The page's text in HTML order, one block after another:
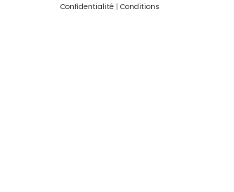
Confidentialité | Conditions